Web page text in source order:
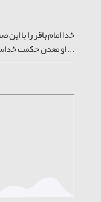
خدا امام باقر را با
... او معدن حکمت